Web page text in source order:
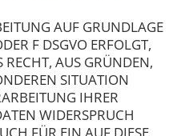
AUF GRUNDLAGE
F DSGVO ERFOLGT,
RECHT, AUS GRÜNDEN,
SITUATION
IHRER
WIDERSPRUCH